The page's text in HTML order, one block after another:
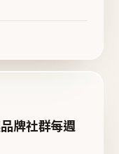
牌社群每週